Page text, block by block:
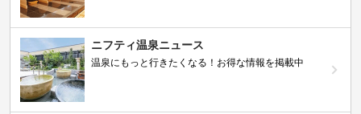
ニフティ温泉ニュース
温泉にもっと行きたくなる！お得な情報を掲載中